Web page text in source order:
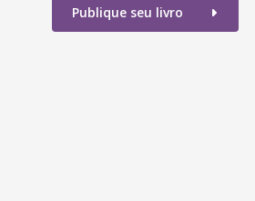
Publique seu livro